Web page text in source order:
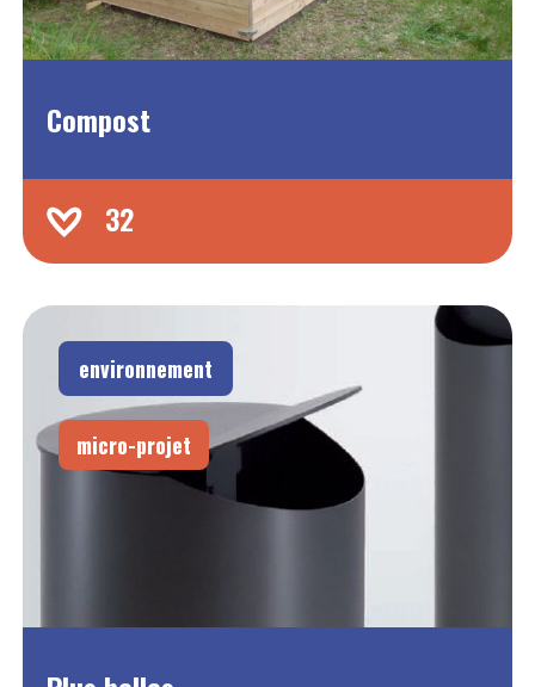
Compost
32
environnement
micro-projet